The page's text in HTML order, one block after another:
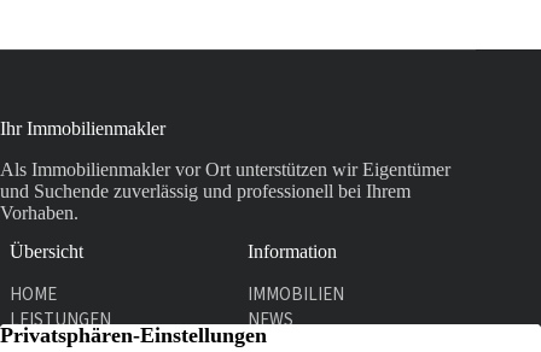
Ihr Immobilienmakler
Als Immobilienmakler vor Ort unterstützen wir Eigentümer
und Suchende zuverlässig und professionell bei Ihrem
Vorhaben.
Übersicht
HOME
LEISTUNGEN
UNTERNEHMEN
Information
IMMOBILIEN
NEWS
KONTAKT